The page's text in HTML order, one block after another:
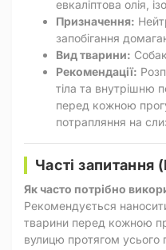
евкаліптова олія,
Призначення:
запобігання
Вид тварини:
Рекомендації:
тіла та внутрішню
перед кожною
потрапляння на
Часті запитання
Як часто потрібно
Рекомендується
тварини перед кожною
вулицю протягом усього